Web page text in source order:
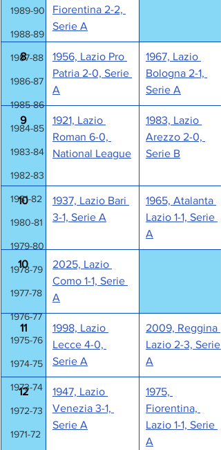
1989-90
1988-89
1987-88
1986-87
1985-86
1984-85
1983-84
1982-83
1981-82
1980-81
1979-80
1978-79
1977-78
1976-77
1975-76
1974-75
1973-74
1972-73
1971-72
Fiorentina 2-2,
Serie A
8
1956, Lazio Pro
Patria 2-0, Serie
A
1967, Lazio
Bologna 2-1,
Serie A
9
1921, Lazio
Roman 6-0,
National League
1983, Lazio
Arezzo 2-0,
Serie B
10
1937, Lazio Bari
3-1, Serie A
1965, Atalanta
Lazio 1-1, Serie
A
10
2025, Lazio
Como 1-1, Serie
A
11
1998, Lazio
Lecce 4-0,
Serie A
2009, Reggina
Lazio 2-3, Serie
A
12
1947, Lazio
Venezia 3-1,
Serie A
1975,
Fiorentina,
Lazio 1-1, Serie
A